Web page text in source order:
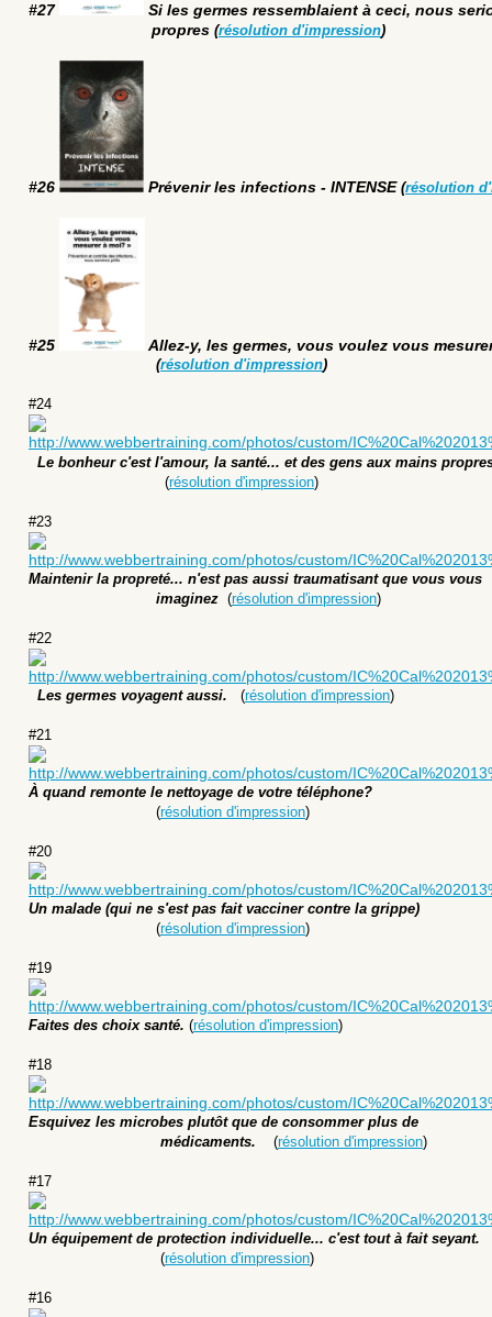
#27
Si les germes ressemblaient à ceci, nous
propres (résolution d'impression)
#26 Prévenir les infections - INTENSE (résolution
#25 Allez-y, les germes, vous voulez vous
(résolution d'impression)
#24
Le bonheur c'est l'amour, la santé... et des gens aux mains
(résolution d'impression)
#23
Maintenir la propreté... n'est pas aussi traumatisant que vous vous
imaginez (résolution d'impression)
#22
Les germes voyagent aussi. (résolution d'impression)
#21
À quand remonte le nettoyage de votre téléphone?
(résolution d'impression)
#20
Un malade (qui ne s'est pas fait vacciner contre la grippe)
(résolution d'impression)
#19
Faites des choix santé. (résolution d'impression)
#18
Esquivez les microbes plutôt que de consommer plus de
médicaments.
(résolution d'impression)
#17
Un équipement de protection individuelle... c'est tout à fait seyant.
(résolution d'impression)
#16